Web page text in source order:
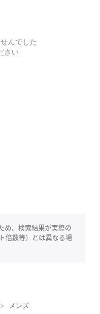
んでした
さい
め、検索結果が実際の
倍数等）とは異なる場
メンズ